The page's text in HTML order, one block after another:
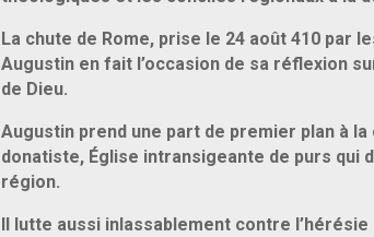
La chute de Rome, prise le 24 août 410 par
Augustin en fait l’occasion de sa réflexion
de Dieu.
Augustin prend une part de premier plan à
donatiste, Église intransigeante de purs qui
région.
Il lutte aussi inlassablement contre